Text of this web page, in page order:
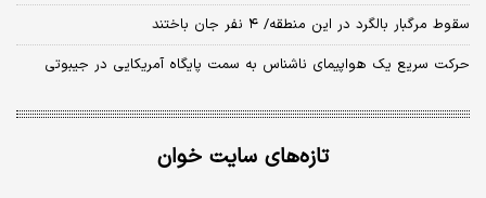
سقوط مرگبار بالگرد در این منطقه/ ۴ نفر جان باختند
حرکت سریع یک هواپیمای ناشناس به سمت پایگاه آمریکایی در جیبوتی
تازه‌های سایت خوان